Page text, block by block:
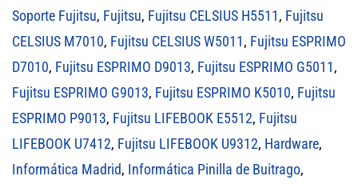
Soporte Fujitsu, Fujitsu, Fujitsu CELSIUS H5511, Fujitsu
CELSIUS M7010, Fujitsu CELSIUS W5011, Fujitsu ESPRIMO
D7010, Fujitsu ESPRIMO D9013, Fujitsu ESPRIMO G5011,
Fujitsu ESPRIMO G9013, Fujitsu ESPRIMO K5010, Fujitsu
ESPRIMO P9013, Fujitsu LIFEBOOK E5512, Fujitsu
LIFEBOOK U7412, Fujitsu LIFEBOOK U9312, Hardware,
Informática Madrid, Informática Pinilla de Buitrago,